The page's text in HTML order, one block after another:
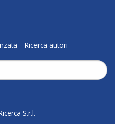
Ricerca autori
S.r.l.